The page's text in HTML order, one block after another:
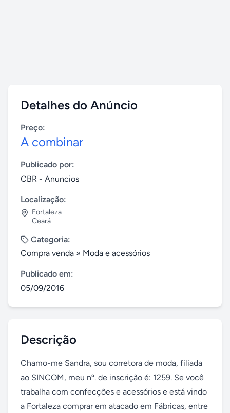
Detalhes do Anúncio
Preço:
A combinar
Publicado por:
CBR - Anuncios
Localização:
Fortaleza
Ceará
Categoria:
Compra venda » Moda e acessórios
Publicado em:
05/09/2016
Descrição
Chamo-me Sandra, sou corretora de moda, filiada
ao SINCOM, meu nº. de inscrição é: 1259. Se você
trabalha com confecções e acessórios e está vindo
a Fortaleza comprar em atacado em Fábricas, entre